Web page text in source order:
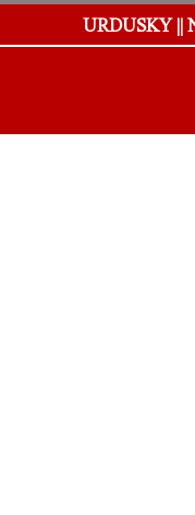
URDUSKY ||